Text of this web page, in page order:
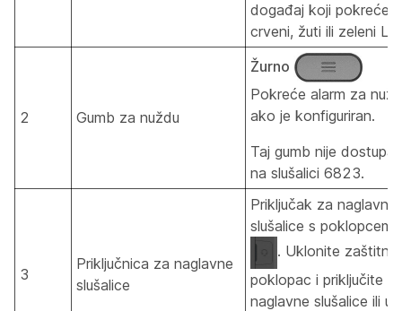
događaj koji pokreće
crveni, žuti ili zeleni
2 Gumb za nuždu
Žurno
Pokreće alarm za
ako je konfiguriran.
Taj gumb nije dostupan
na slušalici 6823.
3
Priključnica za naglavne
slušalice
Priključak za naglavne
slušalice s poklopcem
. Uklonite zaštitni
poklopac i priključite
naglavne slušalice ili